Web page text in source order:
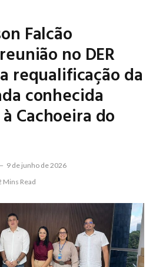
Falcão
no DER
requalificação da
conhecida
Cachoeira do
9 de junho de 2026
Mins Read